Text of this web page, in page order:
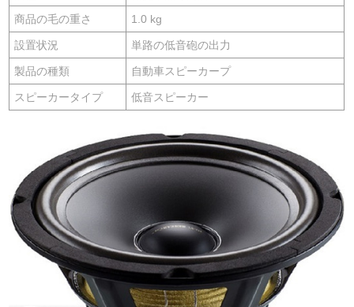
商品の毛の重さ 1.0 kg
設置状況 単路の低音砲の出力
製品の種類 自動車スピーカープ
スピーカータイプ 低音スピーカー